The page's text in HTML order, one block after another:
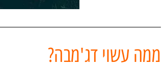
ממה עשוי דג'מבה?